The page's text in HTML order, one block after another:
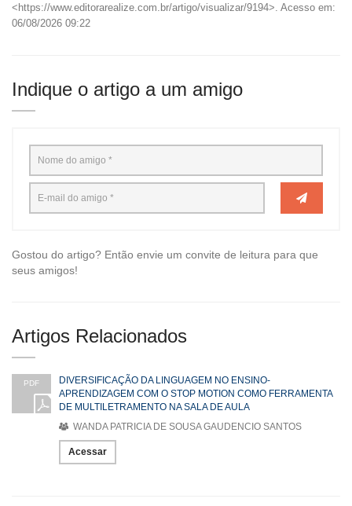
<https://www.editorarealize.com.br/artigo/visualizar/9194>. Acesso em:
06/08/2026 09:22
Indique o artigo a um amigo
Gostou do artigo? Então envie um convite de leitura para que
seus amigos!
Artigos Relacionados
PDF
DIVERSIFICAÇÃO DA LINGUAGEM NO ENSINO-
APRENDIZAGEM COM O STOP MOTION COMO FERRAMENTA
DE MULTILETRAMENTO NA SALA DE AULA
WANDA PATRICIA DE SOUSA GAUDENCIO SANTOS
Acessar